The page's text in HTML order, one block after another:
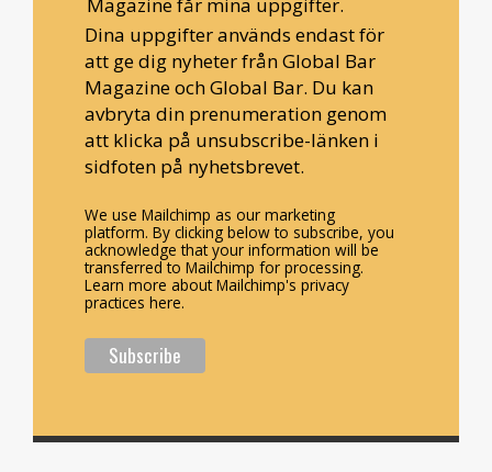
Dina uppgifter används endast för
att ge dig nyheter från Global Bar
Magazine och Global Bar. Du kan
avbryta din prenumeration genom
att klicka på unsubscribe-länken i
sidfoten på nyhetsbrevet.
We use Mailchimp as our marketing
platform. By clicking below to subscribe, you
acknowledge that your information will be
transferred to Mailchimp for processing.
Learn more about Mailchimp's privacy
practices here.